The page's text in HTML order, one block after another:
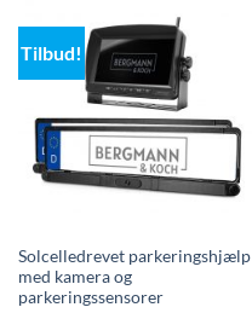
Tilbud!
Solcelledrevet parkeringshjælp
med kamera og
parkeringssensorer